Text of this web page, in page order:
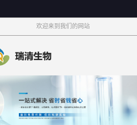
欢迎来到我们的网站